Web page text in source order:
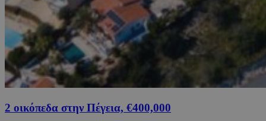
2 οικόπεδα στην Πέγεια, €400,000